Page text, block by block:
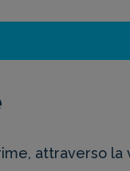
attraverso